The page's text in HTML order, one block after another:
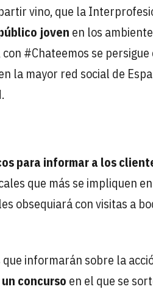
vino, que la
joven en los
#Chateemos se
la mayor red social de
para informar a los
que más se impliquen
obsequiará con visitas a
informarán sobre la
concurso en el que se